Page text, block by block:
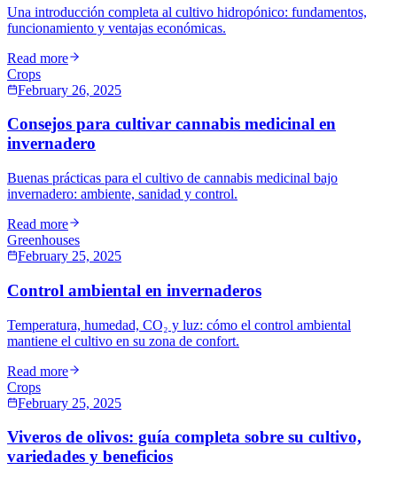
Una introducción completa al cultivo hidropónico: fundamentos,
funcionamiento y ventajas económicas.
Read more
Crops
February 26, 2025
Consejos para cultivar cannabis medicinal en
invernadero
Buenas prácticas para el cultivo de cannabis medicinal bajo
invernadero: ambiente, sanidad y control.
Read more
Greenhouses
February 25, 2025
Control ambiental en invernaderos
Temperatura, humedad, CO₂ y luz: cómo el control ambiental
mantiene el cultivo en su zona de confort.
Read more
Crops
February 25, 2025
Viveros de olivos: guía completa sobre su cultivo,
variedades y beneficios